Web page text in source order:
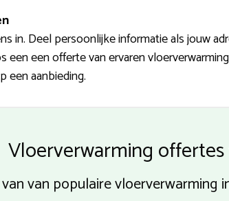
in. Deel persoonlijke informatie als jouw
een een offerte van ervaren
een aanbieding.
Vloerverwarming
van populaire vloerverwarming